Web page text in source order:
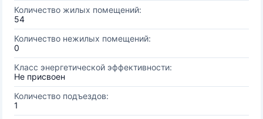
Количество жилых помещений:
54
Количество нежилых помещений:
0
Класс энергетической эффективности:
Не присвоен
Количество подъездов:
1